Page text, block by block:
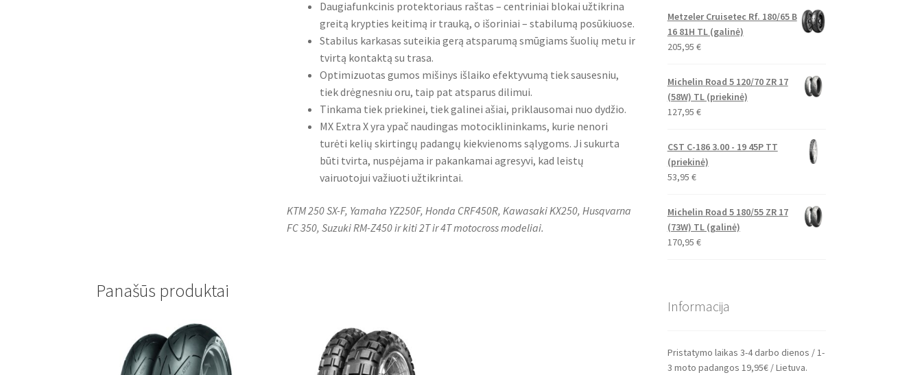
Daugiafunkcinis protektoriaus raštas – centriniai blokai užtikrina
greitą krypties keitimą ir trauką, o išoriniai – stabilumą posūkiuose.
Stabilus karkasas suteikia gerą atsparumą smūgiams šuolių metu ir
tvirtą kontaktą su trasa.
Optimizuotas gumos mišinys išlaiko efektyvumą tiek sausesniu,
tiek drėgnesniu oru, taip pat atsparus dilimui.
Tinkama tiek priekinei, tiek galinei ašiai, priklausomai nuo dydžio.
MX Extra X yra ypač naudingas motociklininkams, kurie nenori
turėti kelių skirtingų padangų kiekvienoms sąlygoms. Ji sukurta
būti tvirta, nuspėjama ir pakankamai agresyvi, kad leistų
vairuotojui važiuoti užtikrintai.
KTM 250 SX-F, Yamaha YZ250F, Honda CRF450R, Kawasaki KX250, Husqvarna
FC 350, Suzuki RM-Z450 ir kiti 2T ir 4T motocross modeliai.
Panašūs produktai
Metzeler Cruisetec Rf. 180/65 B
16 81H TL (galinė)
205,95 €
Michelin Road 5 120/70 ZR 17
(58W) TL (priekinė)
127,95 €
CST C-186 3.00 - 19 45P TT
(priekinė)
53,95 €
Michelin Road 5 180/55 ZR 17
(73W) TL (galinė)
170,95 €
Informacija
Pristatymo laikas 3-4 darbo dienos / 1-
3 moto padangos 19,95€ / Lietuva.